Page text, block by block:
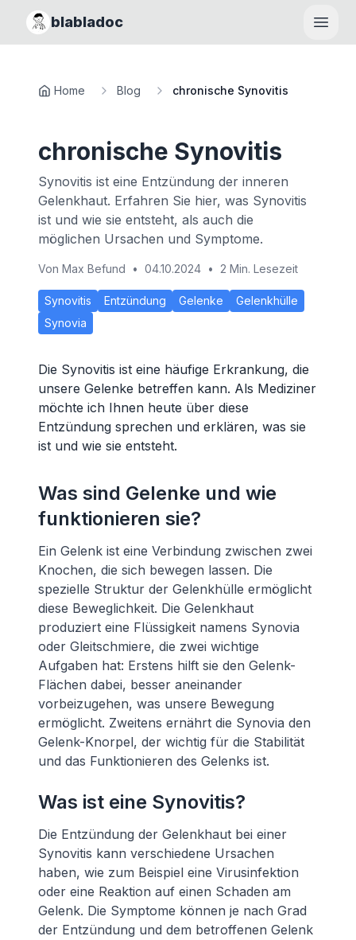
blabladoc
Home Blog chronische Synovitis
chronische Synovitis
Synovitis ist eine Entzündung der inneren
Gelenkhaut. Erfahren Sie hier, was Synovitis
ist und wie sie entsteht, als auch die
möglichen Ursachen und Symptome.
Von Max Befund • 04.10.2024 • 2 Min. Lesezeit
Synovitis Entzündung Gelenke
Gelenkhülle
Synovia
Die Synovitis ist eine häufige Erkrankung, die
unsere Gelenke betreffen kann. Als Mediziner
möchte ich Ihnen heute über diese
Entzündung sprechen und erklären, was sie
ist und wie sie entsteht.
Was sind Gelenke und wie
funktionieren sie?
Ein Gelenk ist eine Verbindung zwischen zwei
Knochen, die sich bewegen lassen. Die
spezielle Struktur der Gelenkhülle ermöglicht
diese Beweglichkeit. Die Gelenkhaut
produziert eine Flüssigkeit namens Synovia
oder Gleitschmiere, die zwei wichtige
Aufgaben hat: Erstens hilft sie den Gelenk-
Flächen dabei, besser aneinander
vorbeizugehen, was unsere Bewegung
ermöglicht. Zweitens ernährt die Synovia den
Gelenk-Knorpel, der wichtig für die Stabilität
und das Funktionieren des Gelenks ist.
Was ist eine Synovitis?
Die Entzündung der Gelenkhaut bei einer
Synovitis kann verschiedene Ursachen
haben, wie zum Beispiel eine Virusinfektion
oder eine Reaktion auf einen Schaden am
Gelenk. Die Symptome können je nach Grad
der Entzündung und dem betroffenen Gelenk